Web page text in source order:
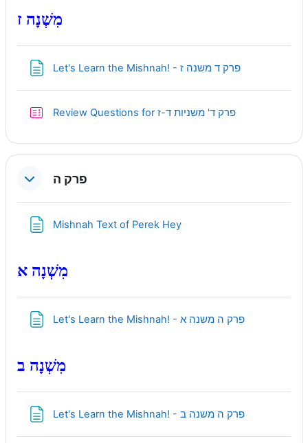
מִשְׁנָה ז
Let's Learn the Mishnah! - פרק ד משנה זPage
Review Questions for פרק ד' משניות ד-זQuiz
פרק ה
Mishnah Text of Perek HeyPage
מִשְׁנָה א
Let's Learn the Mishnah! - פרק ה משנה אPage
מִשְׁנָה ב
Let's Learn the Mishnah! - פרק ה משנה בPage